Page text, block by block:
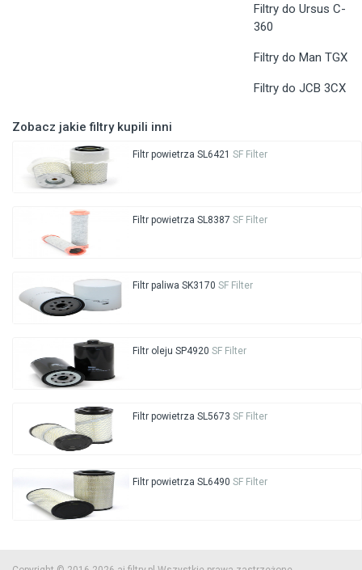
Filtry do Ursus C-
360
Filtry do Man TGX
Filtry do JCB 3CX
Zobacz jakie filtry kupili inni
Filtr powietrza SL6421 SF Filter
Filtr powietrza SL8387 SF Filter
Filtr paliwa SK3170 SF Filter
Filtr oleju SP4920 SF Filter
Filtr powietrza SL5673 SF Filter
Filtr powietrza SL6490 SF Filter